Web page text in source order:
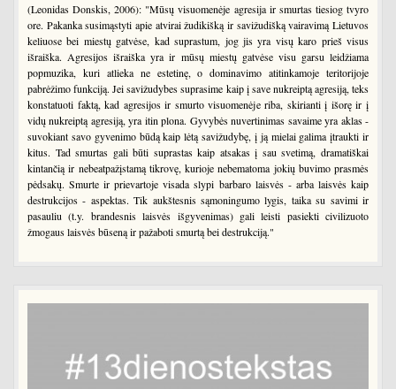
(Leonidas Donskis, 2006): "Mūsų visuomenėje agresija ir smurtas tiesiog tvyro
ore. Pakanka susimąstyti apie atvirai žudikišką ir savižudišką vairavimą Lietuvos
keliuose bei miestų gatvėse, kad suprastum, jog jis yra visų karo prieš visus
išraiška. Agresijos išraiška yra ir mūsų miestų gatvėse visu garsu leidžiama
popmuzika, kuri atlieka ne estetinę, o dominavimo atitinkamoje teritorijoje
pabrėžimo funkciją. Jei savižudybes suprasime kaip į save nukreiptą agresiją, teks
konstatuoti faktą, kad agresijos ir smurto visuomenėje riba, skirianti į išorę ir į
vidų nukreiptą agresiją, yra itin plona. Gyvybės nuvertinimas savaime yra aklas -
suvokiant savo gyvenimo būdą kaip lėtą savižudybę, į ją mielai galima įtraukti ir
kitus. Tad smurtas gali būti suprastas kaip atsakas į sau svetimą, dramatiškai
kintančią ir nebeatpažįstamą tikrovę, kurioje nebematoma jokių buvimo prasmės
pėdsakų. Smurte ir prievartoje visada slypi barbaro laisvės - arba laisvės kaip
destrukcijos - aspektas. Tik aukštesnis sąmoningumo lygis, taika su savimi ir
pasauliu (t.y. brandesnis laisvės išgyvenimas) gali leisti pasiekti civilizuoto
žmogaus laisvės būseną ir pažaboti smurtą bei destrukciją."